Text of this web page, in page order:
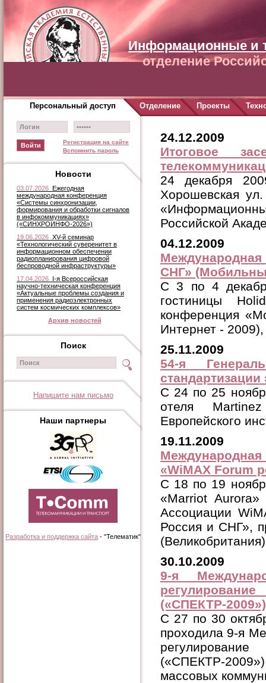
Информационные и
отделение
Регистрация на сайте
Вспомнить пароль
Новости
03.07.2026 Ежегодная
международная конференция
«Системы синхронизации,
формирования и обработки сигналов
в инфокоммуникациях»
(«СИНХРОИНФО-2026»)
19.06.2026 XV-й семинар
«Технологический суверенитет в
информационном обеспечении
радиопланирования цифровой
беспроводной инфраструктуры»
17.04.2026 I-я Всероссийская
научно-техническая конференция
«Актуальные проблемы создания и
применения радиоэлектронных
систем космических комплексов»
Архив новостей
Поиск
Напишите нам письмо
Наши партнеры
Разработка и поддержка сайта - "Телематик"
24.12.2009
Итоговое
24 декабря
Хорошевская
Российской
04.12.2009
Международная
СНГ»
C 3 по 4
гостиницы
конференция
Интернет -
25.11.2009
54-я
стандартизации
C 24 по 25
отеля
Европейского
19.11.2009
«WiMAX Forum
C 18 по 19
«Marriot
Ассоциации
Россия и СНГ»,
30.10.2009
9-я
(«СПЕКТР-2009»)
С 27 по 30
проходила 9-я
(«СПЕКТР-
массовых
Персональный доступ Отделение Проекты